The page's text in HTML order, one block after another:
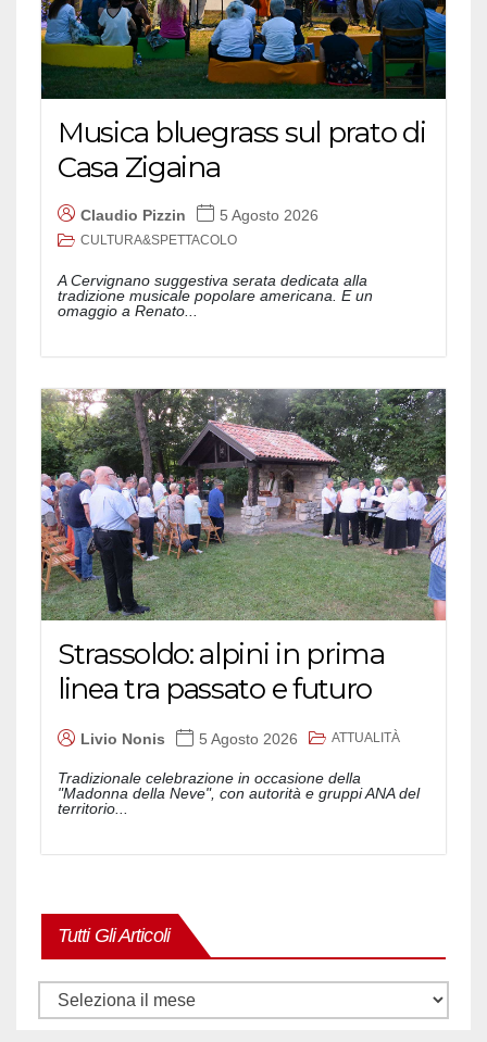
Musica bluegrass sul prato di
Casa Zigaina
Claudio Pizzin 5 Agosto 2026
CULTURA&SPETTACOLO
A Cervignano suggestiva serata dedicata alla
tradizione musicale popolare americana. E un
omaggio a Renato...
Strassoldo: alpini in prima
linea tra passato e futuro
Livio Nonis 5 Agosto 2026 ATTUALITÀ
Tradizionale celebrazione in occasione della
"Madonna della Neve", con autorità e gruppi ANA del
territorio...
Tutti Gli Articoli
Tutti